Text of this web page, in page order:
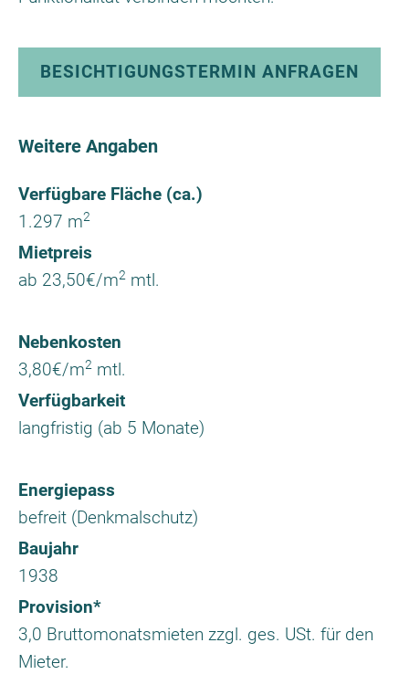
BESICHTIGUNGSTERMIN ANFRAGEN
Weitere Angaben
Verfügbare Fläche (ca.)
1.297 m2
Mietpreis
ab 23,50€/m2 mtl.
Nebenkosten
3,80€/m2 mtl.
Verfügbarkeit
langfristig (ab 5 Monate)
Energiepass
befreit (Denkmalschutz)
Baujahr
1938
Provision*
3,0 Bruttomonatsmieten zzgl. ges. USt. für den
Mieter.